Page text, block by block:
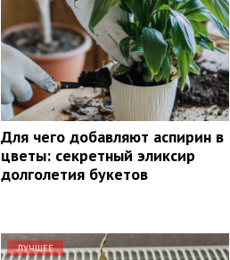
Для чего добавляют аспирин в
цветы: секретный эликсир
долголетия букетов
ЛУЧШЕЕ